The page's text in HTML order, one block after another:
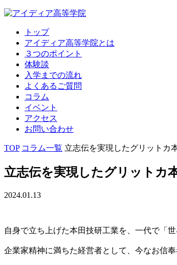
トップ
アイディア高等学院とは
３つのポイント
体験談
入学までの流れ
よくあるご質問
コラム
イベント
アクセス
お問い合わせ
TOP コラム一覧 立志伝を実現したグリットカ
立志伝を実現したグリットカ
2024.01.13
自身で立ち上げた本田技研工業を、一代で「
企業家精神に満ちた経営者として、今なお信奉